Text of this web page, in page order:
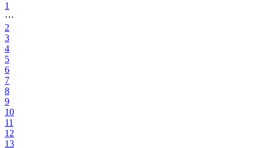
1
⋯
2
3
4
5
6
7
8
9
10
11
12
13